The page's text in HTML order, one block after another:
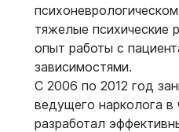
тяжелые психические
опыт работы с
зависимостями.
С 2006 по 2012 год
ведущего нарколога в
разработал